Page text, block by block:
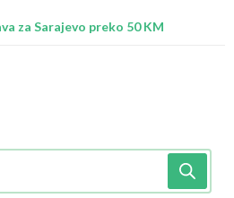
za Sarajevo preko 50 KM